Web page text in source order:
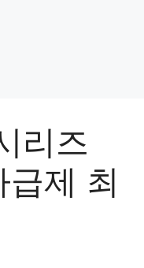
리즈
제 최